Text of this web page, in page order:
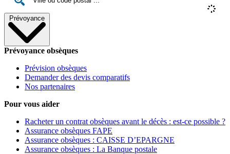
Prévoyance
Prévoyance obsèques
Prévision obsèques
Demander des devis comparatifs
Nos partenaires
Pour vous aider
Racheter un contrat obsèques avant le décès : est-ce possible ?
Assurance obsèques FAPE
Assurance obsèques : CAISSE D’EPARGNE
Assurance obsèques : La Banque postale